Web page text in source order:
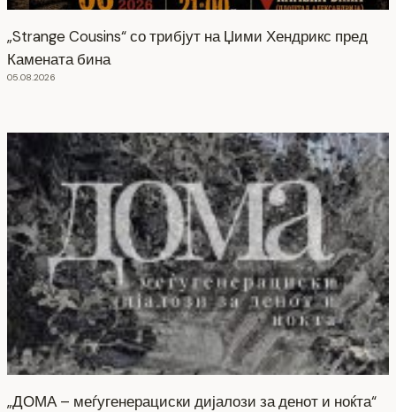
„Strange Cousins“ со трибјут на Џими Хендрикс пред
Камената бина
05.08.2026
„ДОМА – меѓугенерациски дијалози за денот и ноќта“